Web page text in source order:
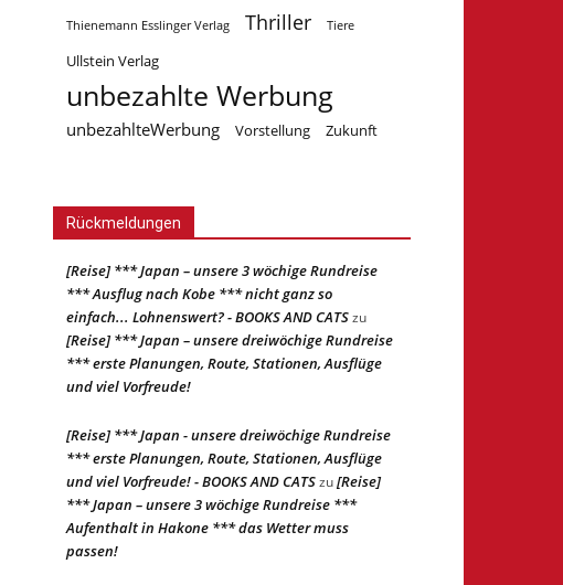
Thienemann Esslinger Verlag Thriller Tiere
Ullstein Verlag
unbezahlte Werbung
unbezahlteWerbung Vorstellung Zukunft
Rückmeldungen
[Reise] *** Japan – unsere 3 wöchige Rundreise
*** Ausflug nach Kobe *** nicht ganz so
einfach... Lohnenswert? - BOOKS AND CATSzu
[Reise] *** Japan – unsere dreiwöchige Rundreise
*** erste Planungen, Route, Stationen, Ausflüge
und viel Vorfreude!
[Reise] *** Japan - unsere dreiwöchige Rundreise
*** erste Planungen, Route, Stationen, Ausflüge
und viel Vorfreude! - BOOKS AND CATSzu[Reise]
*** Japan – unsere 3 wöchige Rundreise ***
Aufenthalt in Hakone *** das Wetter muss
passen!